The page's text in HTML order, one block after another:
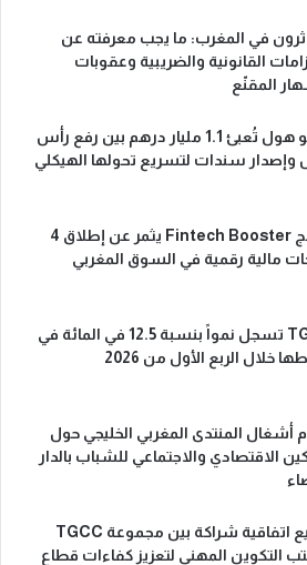
في المغرب: ما يجب معرفته عن
القانونية والضريبية وعقوبات
المقنّع
أوطو هول تُعبئ 1.1 مليار درهم بين رفع رأس
وإصدار سندات لتسريع تحولها الهيكلي
برنامج Fintech Booster يثمر عن إطلاق 4
مالية رقمية في السوق المغربي
TGCC تسجل نمواً بنسبة 12.5 في المائة في
خلال الربع الأول من 2026
أشغال المنتدى المغربي الخليجي حول
الاقتصادي والاجتماعي للشباب بالدار
توقيع اتفاقية شراكة بين مجموعة TGCC
التكوين المهني لتعزيز كفاءات قطاع